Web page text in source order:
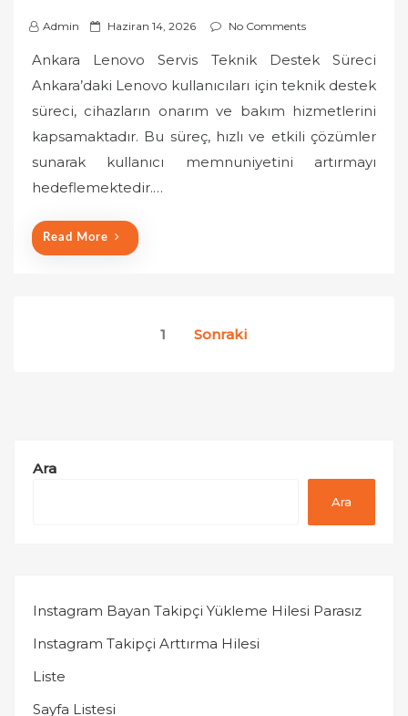
Admin
P
s
t
e
d
Haziran 14, 2026 No Comments
Ankara Lenovo Servis Teknik Destek Süreci
Ankara’daki Lenovo kullanıcıları için teknik destek
süreci, cihazların onarım ve bakım hizmetlerini
kapsamaktadır. Bu süreç, hızlı ve etkili çözümler
sunarak kullanıcı memnuniyetini artırmayı
hedeflemektedir.…
Read More
1 Sonraki
Ara
Ara
Instagram Bayan Takipçi Yükleme Hilesi Parasız
Instagram Takipçi Arttırma Hilesi
Liste
Sayfa Listesi